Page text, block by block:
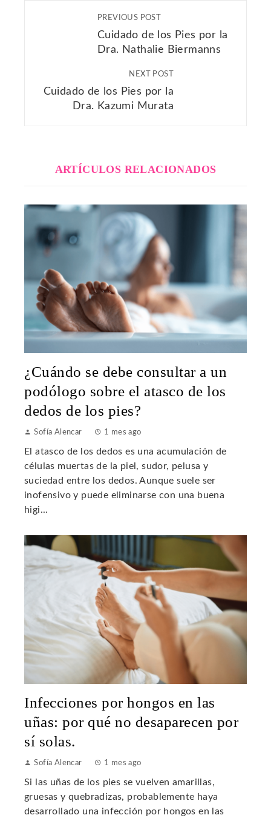
PREVIOUS POST
Cuidado de los Pies por la
Dra. Nathalie Biermanns
NEXT POST
Cuidado de los Pies por la
Dra. Kazumi Murata
ARTÍCULOS RELACIONADOS
¿Cuándo se debe consultar a un
podólogo sobre el atasco de los
dedos de los pies?
Sofía Alencar 1 mes ago
El atasco de los dedos es una acumulación de
células muertas de la piel, sudor, pelusa y
suciedad entre los dedos. Aunque suele ser
inofensivo y puede eliminarse con una buena
higi...
Infecciones por hongos en las
uñas: por qué no desaparecen por
sí solas.
Sofía Alencar 1 mes ago
Si las uñas de los pies se vuelven amarillas,
gruesas y quebradizas, probablemente haya
desarrollado una infección por hongos en las